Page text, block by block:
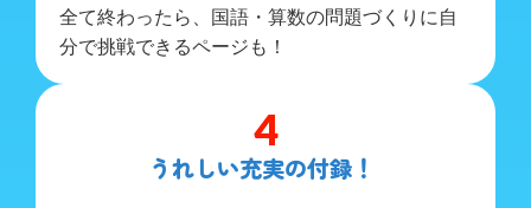
全て終わったら、国語・算数の問題づくりに自
分で挑戦できるページも！
4
うれしい充実の付録！